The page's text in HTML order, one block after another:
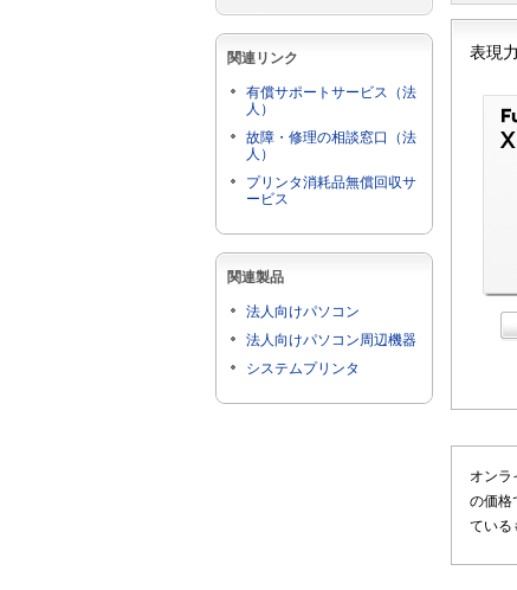
関連リンク
有償サポートサービス（法
人）
故障・修理の相談窓口（法
人）
プリンタ消耗品無償回収サ
ービス
関連製品
法人向けパソコン
法人向けパソコン周辺機器
システムプリンタ
表現
オンラ
の価格
ている